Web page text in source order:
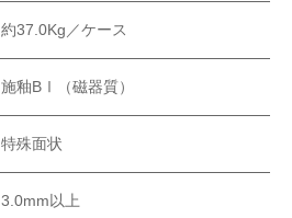
約37.0Kg／ケース
施釉BⅠ（磁器質）
特殊面状
3.0mm以上